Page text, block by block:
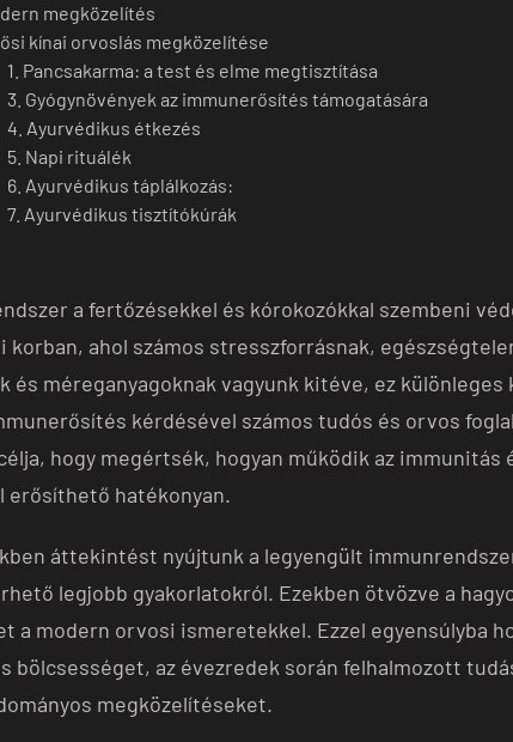
megközelítés
kínai orvoslás megközelítése
1. Pancsakarma: a test és elme megtisztítása
3. Gyógynövények az immunerősítés támogatására
4. Ayurvédikus étkezés
5. Napi rituálék
6. Ayurvédikus táplálkozás:
7. Ayurvédikus tisztítókúrák
a fertőzésekkel és kórokozókkal szembeni
korban, ahol számos stresszforrásnak,
és méreganyagoknak vagyunk kitéve, ez különleges
kérdésével számos tudós és orvos
hogy megértsék, hogyan működik az immunitás
erősíthető hatékonyan.
áttekintést nyújtunk a legyengült
legjobb gyakorlatokról. Ezekben ötvözve a
a modern orvosi ismeretekkel. Ezzel egyensúlyba
bölcsességet, az évezredek során felhalmozott
megközelítéseket.